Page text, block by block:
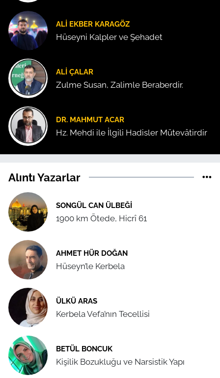
ALI EKBER KARAGÖZ
Hüseyni Kalpler ve Şehadet
ALI ÇALAR
Zulme Susan, Zalimle Beraberdir.
DR. MAHMUT ACAR
Hz. Mehdi ile İlgili Hadisler Mütevâtirdir
Alıntı Yazarlar
SONGÜL CAN ÜLBEĞI
1900 km Ötede, Hicrî 61
AHMET HÜR DOĞAN
Hüseyn’le Kerbela
ÜLKÜ ARAS
Kerbela Vefa’nın Tecellisi
BETÜL BONCUK
Kişilik Bozukluğu ve Narsistik Yapı